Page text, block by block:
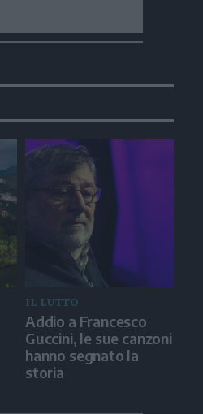
IL LUTTO
Addio a Francesco
Guccini, le sue canzoni
hanno segnato la
storia